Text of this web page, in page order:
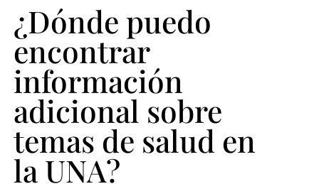
UNA?
¿Dónde puedo
encontrar
información
adicional sobre
temas de salud en
la UNA?